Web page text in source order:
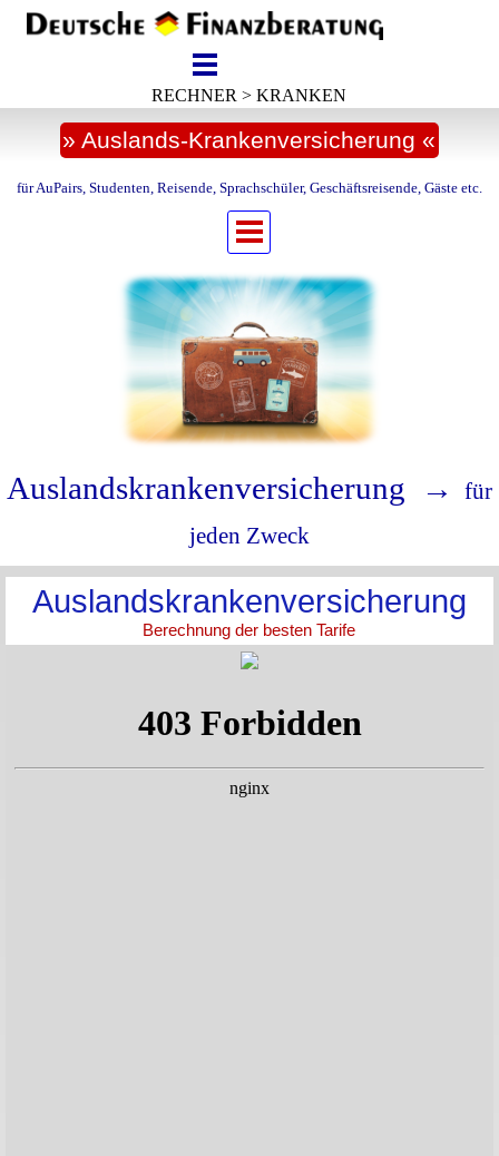
RECHNER > KRANKEN
» Auslands-Krankenversicherung «
für AuPairs, Studenten, Reisende, Sprachschüler, Geschäftsreisende, Gäste etc.
Auslandskrankenversicherung →
für
jeden Zweck
Auslandskrankenversicherung
Berechnung der besten Tarife